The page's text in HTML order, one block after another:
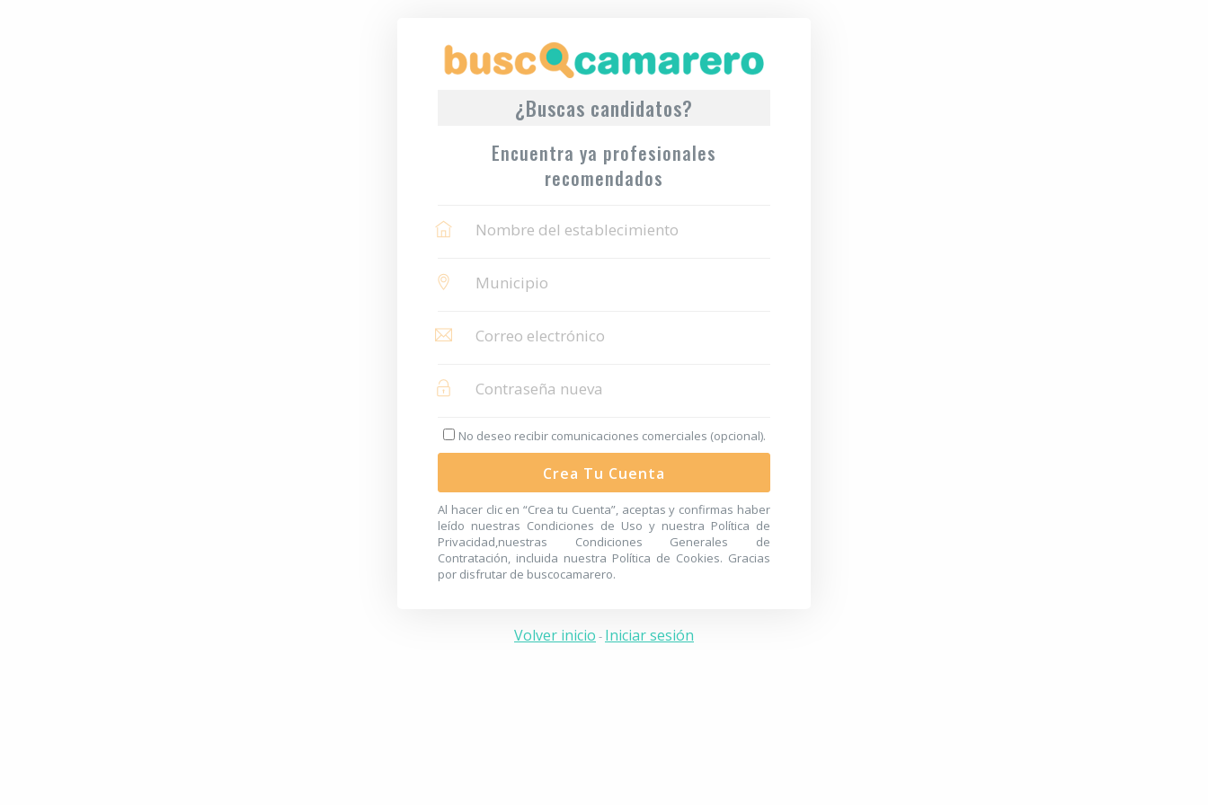
¿Buscas candidatos?
Encuentra ya profesionales
recomendados
No deseo recibir comunicaciones comerciales (opcional).
Crea Tu Cuenta
Al hacer clic en “Crea tu Cuenta”, aceptas y confirmas haber
leído nuestras Condiciones de Uso y nuestra Política de
Privacidad,nuestras Condiciones Generales de
Contratación, incluida nuestra Política de Cookies. Gracias
por disfrutar de buscocamarero.
Volver inicio - Iniciar sesión